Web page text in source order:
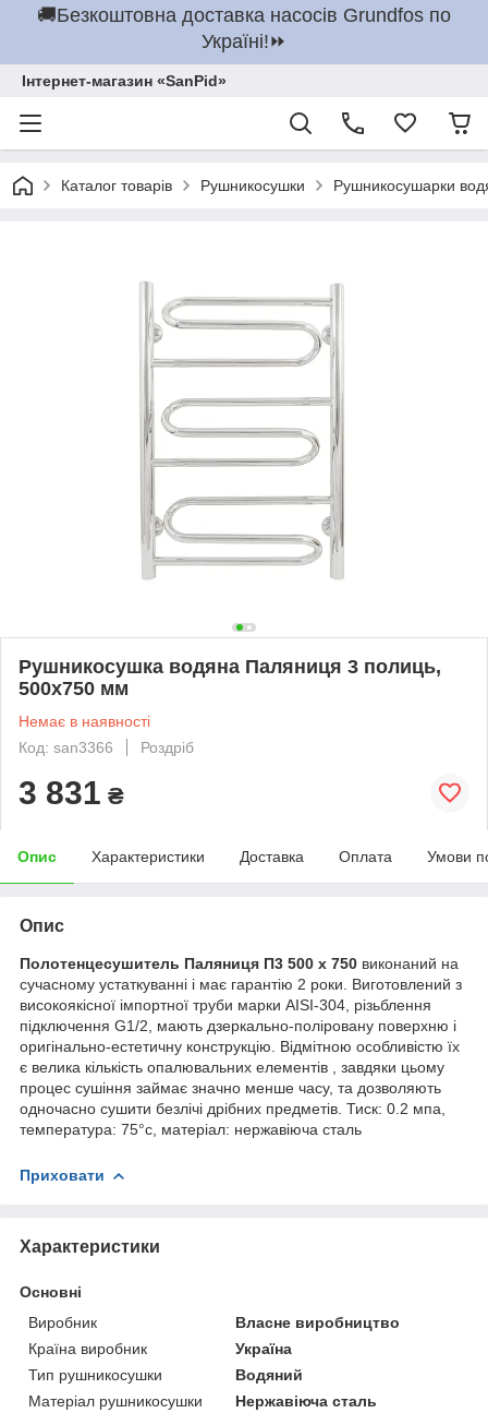
🚚Безкоштовна доставка насосів Grundfos по
Україні!⏩
Інтернет-магазин «SanPid»
Каталог товарів Рушникосушки Рушникосушарки
Рушникосушка водяна Паляниця 3 полиць,
500х750 мм
Немає в наявності
Код: san3366
Роздріб
3 831 ₴
Опис Характеристики Доставка Оплата Умови
Опис
Полотенцесушитель Паляниця П3 500 х 750 виконаний на
сучасному устаткуванні і має гарантію 2 роки. Виготовлений з
високоякісної імпортної труби марки AISI-304, різьблення
підключення G1/2, мають дзеркально-поліровану поверхню і
оригінально-естетичну конструкцію. Відмітною особливістю їх
є велика кількість опалювальних елементів , завдяки цьому
процес сушіння займає значно менше часу, та дозволяють
одночасно сушити безлічі дрібних предметів. Тиск: 0.2 мпа,
температура: 75°c, матеріал: нержавіюча сталь
Приховати
Характеристики
Основні
Виробник
Власне виробництво
Країна виробник
Україна
Тип рушникосушки
Водяний
Матеріал рушникосушки
Нержавіюча сталь